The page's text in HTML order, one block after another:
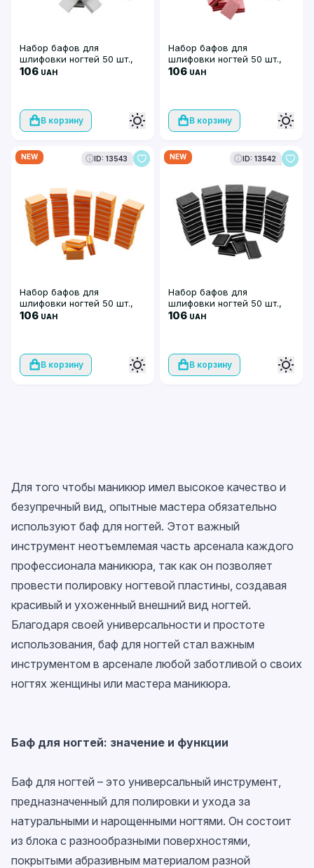
Набор бафов для
шлифовки ногтей 50 шт.,
серые
106 UAH
В корзину
Набор бафов для
шлифовки ногтей 50 шт.,
красные
106 UAH
В корзину
NEW ID: 13543
Набор бафов для
шлифовки ногтей 50 шт.,
оранжевые
106 UAH
В корзину
NEW ID: 13542
Набор бафов для
шлифовки ногтей 50 шт.,
чёрные
106 UAH
В корзину
Для того чтобы маникюр имел высокое качество и
безупречный вид, опытные мастера обязательно
используют баф для ногтей. Этот важный
инструмент неотъемлемая часть арсенала каждого
профессионала маникюра, так как он позволяет
провести полировку ногтевой пластины, создавая
красивый и ухоженный внешний вид ногтей.
Благодаря своей универсальности и простоте
использования, баф для ногтей стал важным
инструментом в арсенале любой заботливой о своих
ногтях женщины или мастера маникюра.
Баф для ногтей: значение и функции
Баф для ногтей – это универсальный инструмент,
предназначенный для полировки и ухода за
натуральными и нарощенными ногтями. Он состоит
из блока с разнообразными поверхностями,
покрытыми абразивным материалом разной